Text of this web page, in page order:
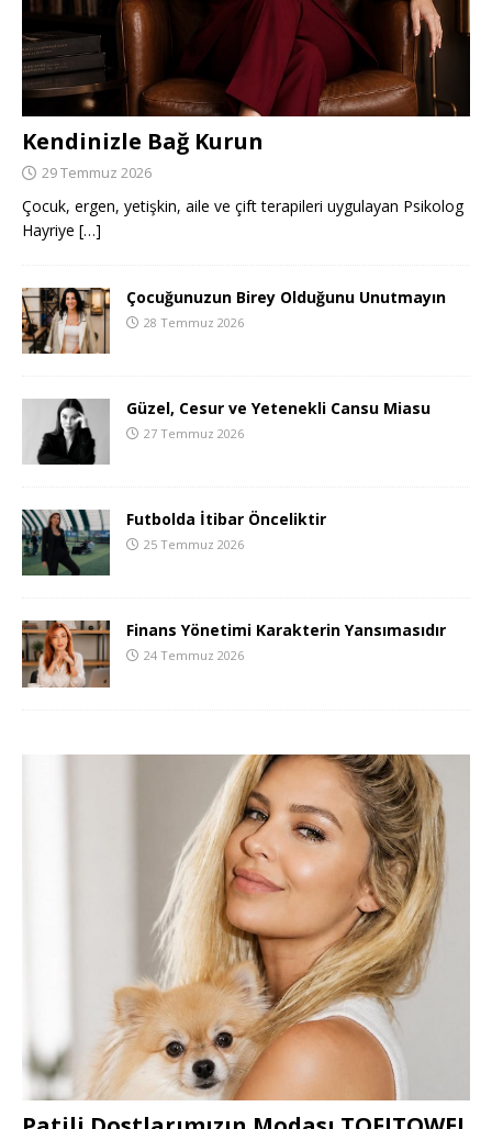
Kendinizle Bağ Kurun
29 Temmuz 2026
Çocuk, ergen, yetişkin, aile ve çift terapileri uygulayan Psikolog
Hayriye […]
Çocuğunuzun Birey Olduğunu Unutmayın
28 Temmuz 2026
Güzel, Cesur ve Yetenekli Cansu Miasu
27 Temmuz 2026
Futbolda İtibar Önceliktir
25 Temmuz 2026
Finans Yönetimi Karakterin Yansımasıdır
24 Temmuz 2026